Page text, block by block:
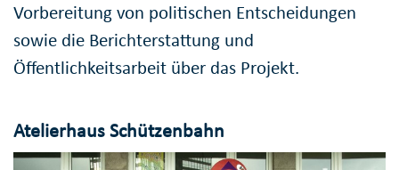
Vorbereitung von politischen Entscheidungen
sowie die Berichterstattung und
Öffentlichkeitsarbeit über das Projekt.
Atelierhaus Schützenbahn